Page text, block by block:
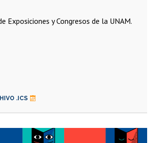
Exposiciones y Congresos de la UNAM.
.ICS